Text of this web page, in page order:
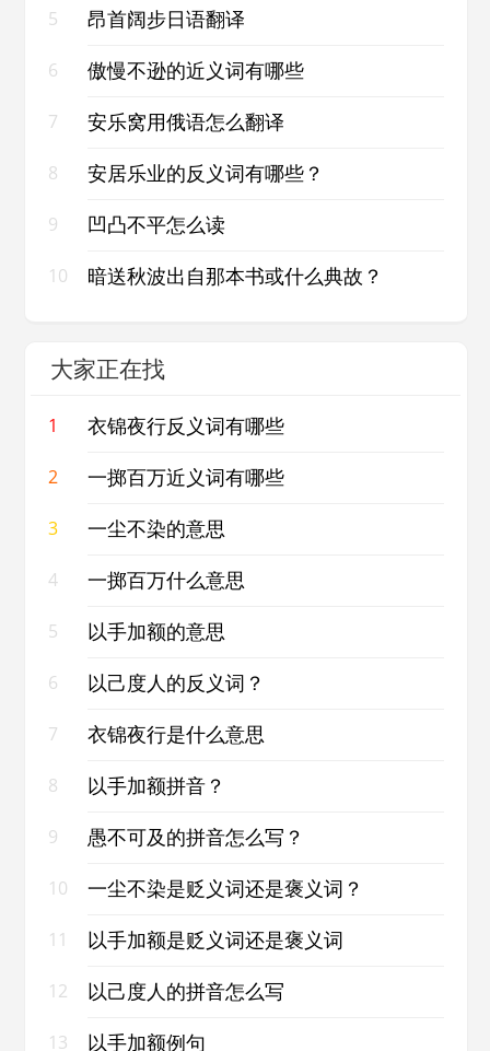
5 昂首阔步日语翻译
6 傲慢不逊的近义词有哪些
7 安乐窝用俄语怎么翻译
8 安居乐业的反义词有哪些？
9 凹凸不平怎么读
10 暗送秋波出自那本书或什么典故？
大家正在找
1 衣锦夜行反义词有哪些
2 一掷百万近义词有哪些
3 一尘不染的意思
4 一掷百万什么意思
5 以手加额的意思
6 以己度人的反义词？
7 衣锦夜行是什么意思
8 以手加额拼音？
9 愚不可及的拼音怎么写？
10 一尘不染是贬义词还是褒义词？
11 以手加额是贬义词还是褒义词
12 以己度人的拼音怎么写
13 以手加额例句